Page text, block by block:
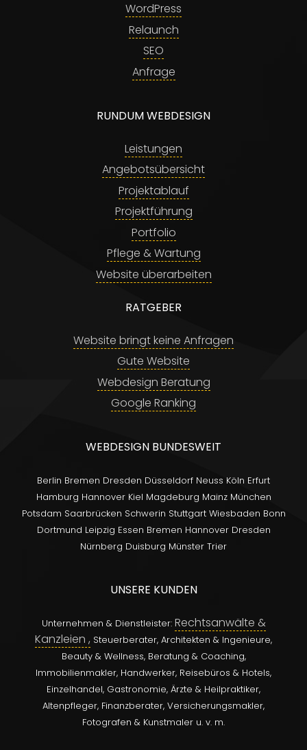
WordPress
Relaunch
SEO
Anfrage
RUNDUM WEBDESIGN
Leistungen
Angebotsübersicht
Projektablauf
Projektführung
Portfolio
Pflege & Wartung
Website überarbeiten
RATGEBER
Website bringt keine Anfragen
Gute Website
Webdesign Beratung
Google Ranking
WEBDESIGN BUNDESWEIT
Berlin Bremen Dresden Düsseldorf Neuss Köln Erfurt
Hamburg Hannover Kiel Magdeburg Mainz München
Potsdam Saarbrücken Schwerin Stuttgart Wiesbaden Bonn
Dortmund Leipzig Essen Bremen Hannover Dresden
Nürnberg Duisburg Münster Trier
UNSERE KUNDEN
Unternehmen & Dienstleister: Rechtsanwälte &
Kanzleien , Steuerberater, Architekten & Ingenieure,
Beauty & Wellness, Beratung & Coaching,
Immobilienmakler, Handwerker, Reisebüros & Hotels,
Einzelhandel, Gastronomie, Ärzte & Heilpraktiker,
Altenpfleger, Finanzberater, Versicherungsmakler,
Fotografen & Kunstmaler u. v. m.